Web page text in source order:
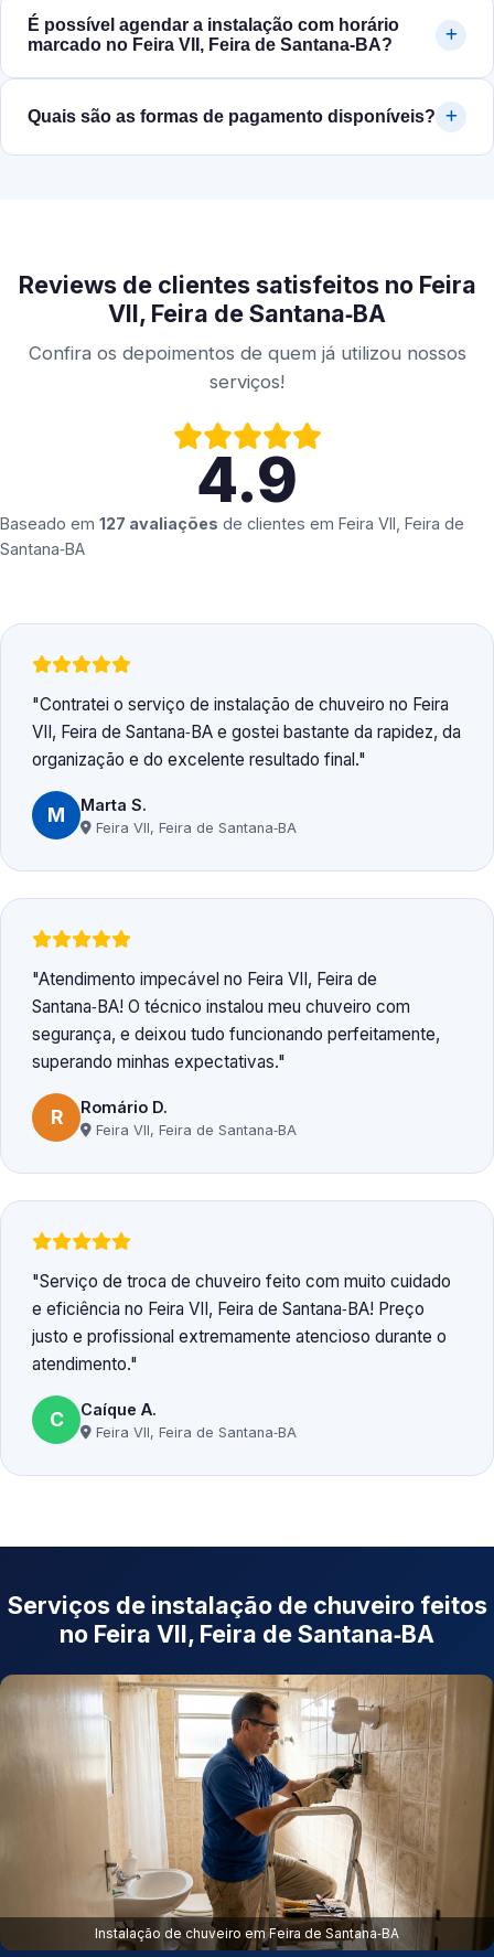
É possível agendar a instalação com horário
marcado no Feira VII, Feira de Santana‑BA?
Quais são as formas de pagamento disponíveis?
Reviews de clientes satisfeitos no Feira
VII, Feira de Santana‑BA
Confira os depoimentos de quem já utilizou nossos
serviços!
4.9
Baseado em 127 avaliações de clientes em Feira VII, Feira de
Santana‑BA
Contratei o serviço de instalação de chuveiro no Feira
VII, Feira de Santana‑BA e gostei bastante da rapidez, da
organização e do excelente resultado final.
M Marta S.
Feira VII, Feira de Santana‑BA
Atendimento impecável no Feira VII, Feira de
Santana‑BA! O técnico instalou meu chuveiro com
segurança, e deixou tudo funcionando perfeitamente,
superando minhas expectativas.
R Romário D.
Feira VII, Feira de Santana‑BA
Serviço de troca de chuveiro feito com muito cuidado
e eficiência no Feira VII, Feira de Santana‑BA! Preço
justo e profissional extremamente atencioso durante o
atendimento.
C Caíque A.
Feira VII, Feira de Santana‑BA
Serviços de instalação de chuveiro feitos
no Feira VII, Feira de Santana‑BA
Instalação de chuveiro em Feira de Santana‑BA